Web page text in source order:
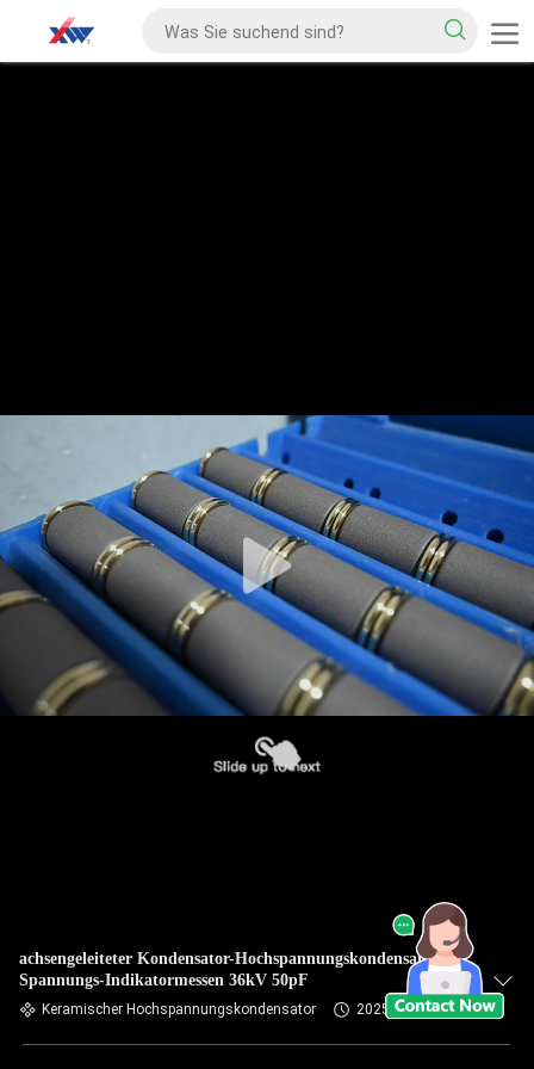
achsengeleiteter Kondensator-Hochspannungskondensator-
Spannungs-Indikatormessen 36kV 50pF
Keramischer Hochspannungskondensator 2025-02-15